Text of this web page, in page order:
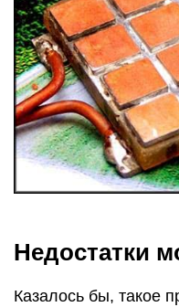
Недостатки
Казалось бы, такое